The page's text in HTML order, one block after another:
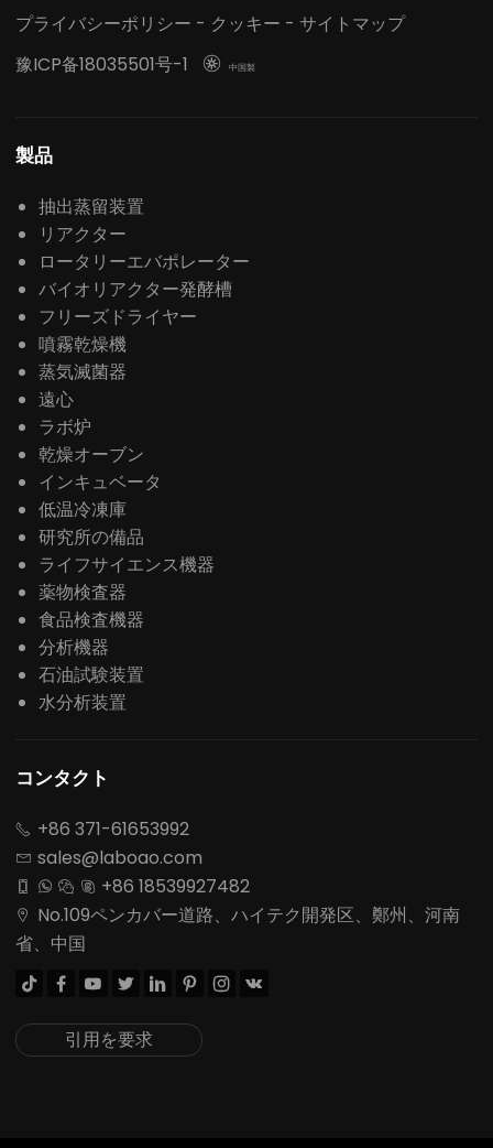
プライバシーポリシー - クッキー - サイトマップ
豫ICP备18035501号-1
 中国製
製品
抽出蒸留装置
リアクター
ロータリーエバポレーター
バイオリアクター発酵槽
フリーズドライヤー
噴霧乾燥機
蒸気滅菌器
遠心
ラボ炉
乾燥オーブン
インキュベータ
低温冷凍庫
研究所の備品
ライフサイエンス機器
薬物検査器
食品検査機器
分析機器
石油試験装置
水分析装置
コンタクト
 +86 371-61653992
 sales@laboao.com
    +86 18539927482

No.109ペンカバー道路、ハイテク開発区、鄭州、河南
省、中国
       
引用を要求